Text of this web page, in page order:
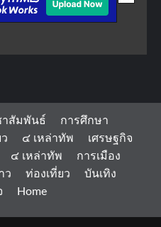
าสัมพันธ์
การศึกษา
๔ เหล่าทัพ
เศรษฐกิจ
๔ เหล่าทัพ
การเมือง
ว ท่องเที่ยว
บันเทิง
Home